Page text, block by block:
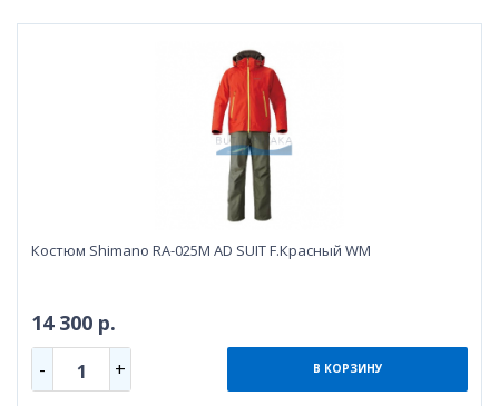
Костюм Shimano RA-025M AD SUIT F.Красный WM
14 300 р.
- 1 + В КОРЗИНУ